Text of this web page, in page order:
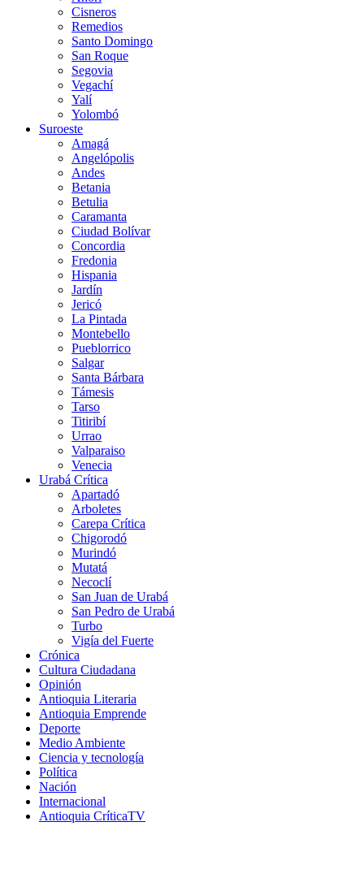
Cisneros
Remedios
Santo Domingo
San Roque
Segovia
Vegachí
Yalí
Yolombó
Suroeste
Amagá
Angelópolis
Andes
Betania
Betulia
Caramanta
Ciudad Bolívar
Concordia
Fredonia
Hispania
Jardín
Jericó
La Pintada
Montebello
Pueblorrico
Salgar
Santa Bárbara
Támesis
Tarso
Titiribí
Urrao
Valparaiso
Venecia
Urabá Crítica
Apartadó
Arboletes
Carepa Crítica
Chigorodó
Murindó
Mutatá
Necoclí
San Juan de Urabá
San Pedro de Urabá
Turbo
Vigía del Fuerte
Crónica
Cultura Ciudadana
Opinión
Antioquia Literaria
Antioquia Emprende
Deporte
Medio Ambiente
Ciencia y tecnología
Política
Nación
Internacional
Antioquia CríticaTV